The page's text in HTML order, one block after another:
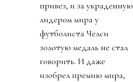
привез, и за украденную
лидером мира у
футболиста Челси
золотую медаль не стал
говорить. И даже
изобрел премию мира,